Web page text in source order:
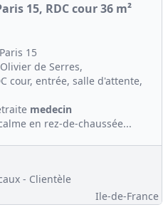
15, RDC cour 36 m²
15
de Serres,
cour, entrée, salle d'attente,
medecin
en rez-de-chaussée...
- Clientèle
Ile-de-France